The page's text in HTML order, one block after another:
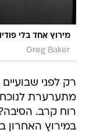
מירוץ אחד בלי
רק לפני
רוח קרב.
במירוץ האחרון
שלטון היחיד בא
באריקלו הוא